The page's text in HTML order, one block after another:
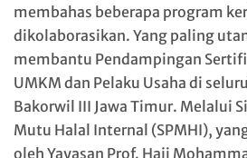
membahas beberapa program
dikolaborasikan. Yang paling
membantu Pendampingan
UMKM dan Pelaku Usaha di
Bakorwil III Jawa Timur. Melalui
Mutu Halal Internal (SPMHI),
oleh Yayasan Prof. Haji